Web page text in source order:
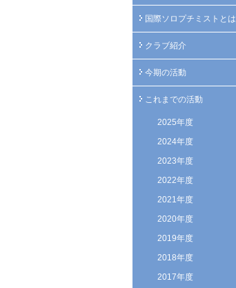
国際ソロプチミストとは
クラブ紹介
今期の活動
これまでの活動
2025年度
2024年度
2023年度
2022年度
2021年度
2020年度
2019年度
2018年度
2017年度